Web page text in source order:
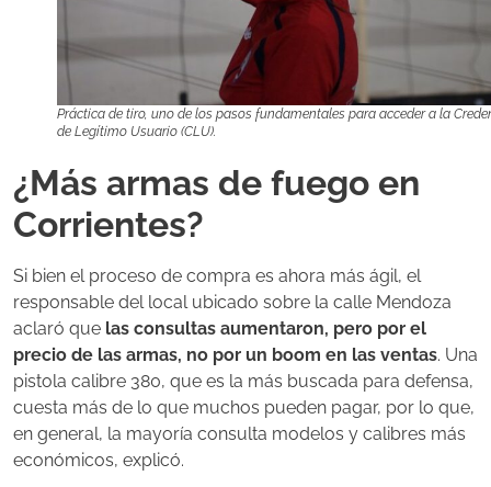
Práctica de tiro, uno de los pasos fundamentales para acceder a la
de Legítimo Usuario (CLU).
¿Más armas de fuego en
Corrientes?
Si bien el proceso de compra es ahora más ágil, el
responsable del local ubicado sobre la calle Mendoza
aclaró que las consultas aumentaron, pero por el
precio de las armas, no por un boom en las ventas. Una
pistola calibre 380, que es la más buscada para defensa,
cuesta más de lo que muchos pueden pagar, por lo que,
en general, la mayoría consulta modelos y calibres más
económicos, explicó.